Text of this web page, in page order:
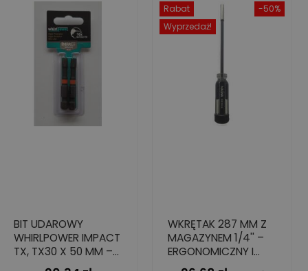
BIT UDAROWY
WHIRLPOWER IMPACT
TX, TX30 X 50 MM –
7-KROTNA
-50%
Rabat
Wyprzedaż!
WKRĘTAK 287 MM Z
MAGAZYNEM 1/4'' –
ERGONOMICZNY I
PRECYZYJNY